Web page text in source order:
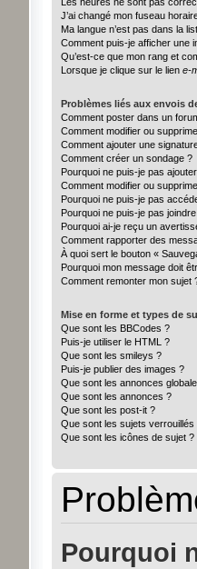
J’ai changé mon fuseau
Ma langue n’est pas dans la
Comment puis-je afficher une
Qu’est-ce que mon rang et
Lorsque je clique sur le lien e-
Problèmes liés aux envois
Comment poster dans un
Comment modifier ou
Comment ajouter une
Comment créer un sondage ?
Pourquoi ne puis-je pas
Comment modifier ou
Pourquoi ne puis-je pas
Pourquoi ne puis-je pas
Pourquoi ai-je reçu un
Comment rapporter des
À quoi sert le bouton «
Pourquoi mon message doit
Comment remonter mon sujet
Mise en forme et types de
Que sont les BBCodes ?
Puis-je utiliser le HTML ?
Que sont les smileys ?
Puis-je publier des images ?
Que sont les annonces
Que sont les annonces ?
Que sont les post-it ?
Que sont les sujets verrouillés
Que sont les icônes de sujet ?
Pourquoi